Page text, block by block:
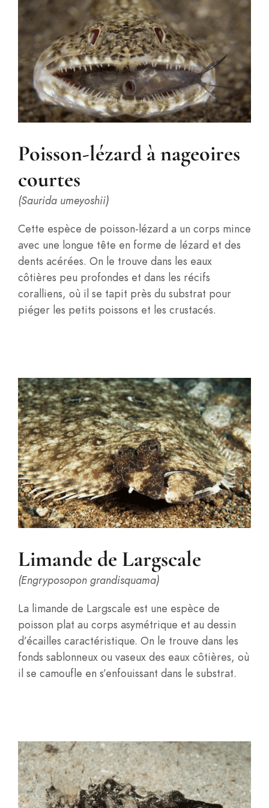
Poisson-lézard à nageoires
courtes
(Saurida umeyoshii)
Cette espèce de poisson-lézard a un corps mince
avec une longue tête en forme de lézard et des
dents acérées. On le trouve dans les eaux
côtières peu profondes et dans les récifs
coralliens, où il se tapit près du substrat pour
piéger les petits poissons et les crustacés.
Limande de Largscale
(Engryposopon grandisquama)
La limande de Largscale est une espèce de
poisson plat au corps asymétrique et au dessin
d’écailles caractéristique. On le trouve dans les
fonds sablonneux ou vaseux des eaux côtières, où
il se camoufle en s’enfouissant dans le substrat.